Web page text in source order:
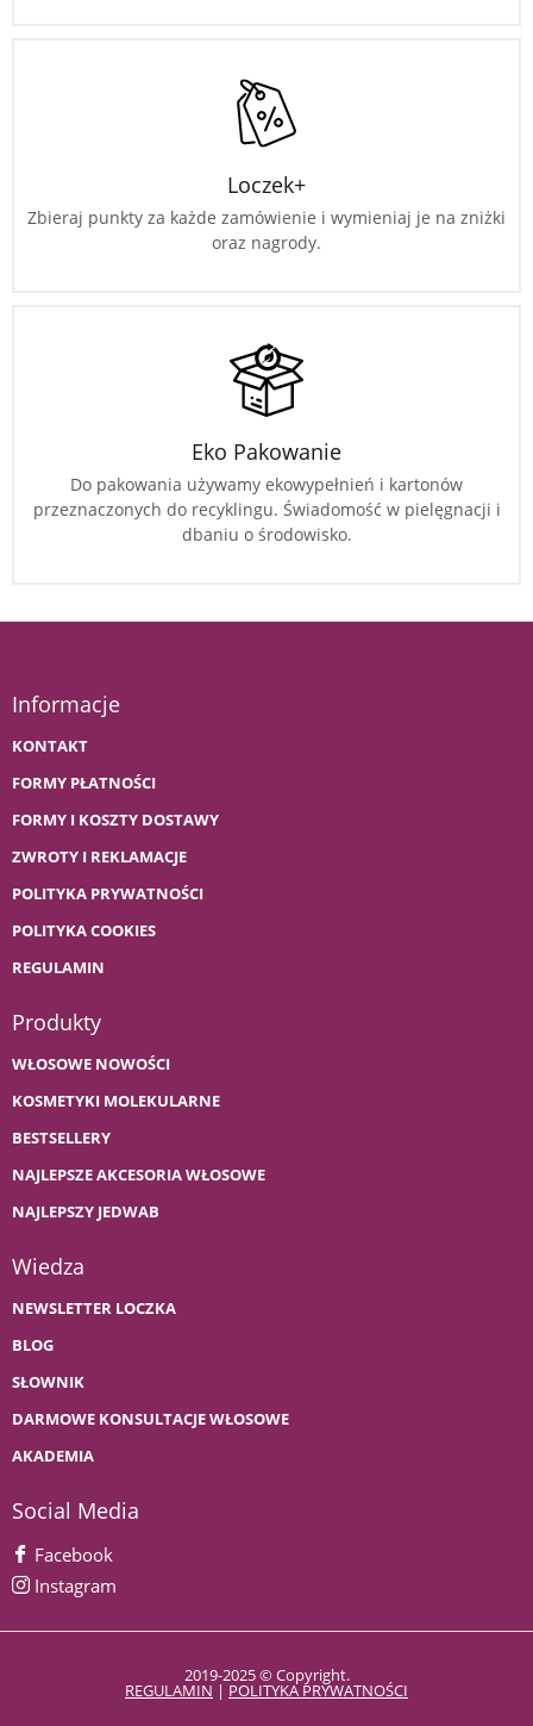
Loczek+
Zbieraj punkty za każde zamówienie i wymieniaj je na zniżki
oraz nagrody.
Eko Pakowanie
Do pakowania używamy ekowypełnień i kartonów
przeznaczonych do recyklingu. Świadomość w pielęgnacji i
dbaniu o środowisko.
Informacje
KONTAKT
FORMY PŁATNOŚCI
FORMY I KOSZTY DOSTAWY
ZWROTY I REKLAMACJE
POLITYKA PRYWATNOŚCI
POLITYKA COOKIES
REGULAMIN
Produkty
WŁOSOWE NOWOŚCI
KOSMETYKI MOLEKULARNE
BESTSELLERY
NAJLEPSZE AKCESORIA WŁOSOWE
NAJLEPSZY JEDWAB
Wiedza
NEWSLETTER LOCZKA
BLOG
SŁOWNIK
DARMOWE KONSULTACJE WŁOSOWE
AKADEMIA
Social Media
Facebook
Instagram
2019-2025 © Copyright.
REGULAMIN | POLITYKA PRYWATNOŚCI